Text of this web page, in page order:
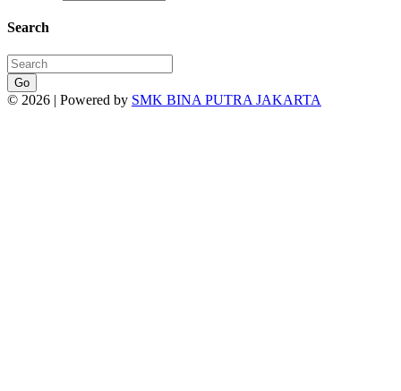
Search
Go
© 2026 | Powered by SMK BINA PUTRA JAKARTA